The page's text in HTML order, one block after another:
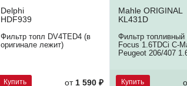
Delphi
HDF939
Фильтр топл DV4TED4 (в
оригинале лежит)
Купить от 1 590 ₽
Mahle ORIGINAL
KL431D
Фильтр топливный
Focus 1.6TDCi C-
Peugeot 206/407
Купить